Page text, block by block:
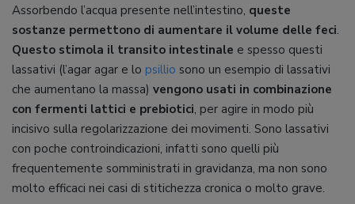
Assorbendo l’acqua presente nell’intestino, queste
sostanze permettono di aumentare il volume delle feci.
Questo stimola il transito intestinale e spesso questi
lassativi (l’agar agar e lo psillio sono un esempio di lassativi
che aumentano la massa) vengono usati in combinazione
con fermenti lattici e prebiotici, per agire in modo più
incisivo sulla regolarizzazione dei movimenti. Sono lassativi
con poche controindicazioni, infatti sono quelli più
frequentemente somministrati in gravidanza, ma non sono
molto efficaci nei casi di stitichezza cronica o molto grave.